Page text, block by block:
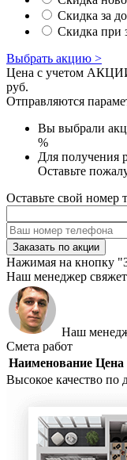
Скидка за
Скидка при
Выбрать акцию >
Цена с учетом
руб.
Отправляются
Вы выбрали
%
Для получения
Оставьте
Оставьте свой номер
Заказать по акции
Нажимая на кнопку
Наш менеджер
Наш
Смета работ
Наименование Цена
Высокое качество по